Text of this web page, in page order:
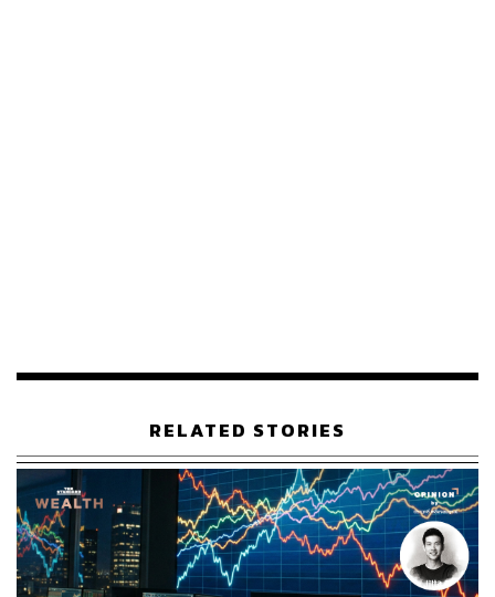
ส่วนธุรกิจแฟตตี้แอลกอฮอล์ (FA) คาดกำไรดีขึ้น QoQ หลัง
และทำสถิติสูงสุดที่ 2,913 ดอลลาร์สหรัฐต่อตัน โดยได้แรง
หนุนจากวัตถุดิบน้ำมันเมล็ดในปาล์มดิบ (CPKO) ที่ตึงตัว และ
ความต้องการผลิตภัณฑ์ทำความสะอาดและสุขอนามัยส่วน
บุคคลจำนวนมาก
อย่างไรก็ตาม SCBS คาดว่าต้นทุนวัตถุดิบระดับสูงจะกดดัน
RELATED STORIES